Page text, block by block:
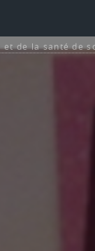
de la santé de